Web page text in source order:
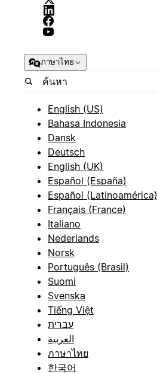
ภาษาไทย
English (US)
Bahasa Indonesia
Dansk
Deutsch
English (UK)
Español (España)
Español (Latinoamérica)
Français (France)
Italiano
Nederlands
Norsk
Português (Brasil)
Suomi
Svenska
Tiếng Việt
עברית
العربية
ภาษาไทย
한국어